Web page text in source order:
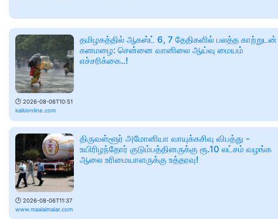
🕑 2026-08-06T10:51
kalkionline.com
தமிழகத்தில் ஆகஸ்ட் 6, 7 தேதிகளில் பலத்த காற்றுடன்
கனமழை: சென்னை வானிலை ஆய்வு மையம்
எச்சரிக்கை..!
🕑 2026-08-06T11:37
www.maalaimalar.com
திருவள்ளூர் அமோனியா வாயுக்கசிவு விபத்து -
உயிரிழந்தோர் குடும்பத்தினருக்கு ரூ.10 லட்சம் வழங்க
ஆலை உரிமையாளருக்கு உத்தரவு!